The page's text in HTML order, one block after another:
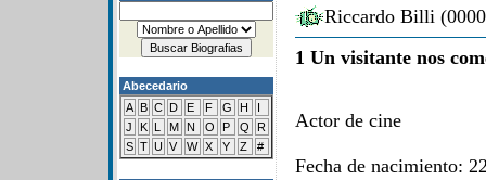
Abecedario
A B C D E F G H
I
J
K L M N O P Q
R
S T U V W X Y Z #
Riccardo Billi
1 Un visitante nos
Actor de cine
Fecha de nacimiento: